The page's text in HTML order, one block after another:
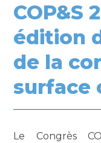
COP&S
édition
de la
surface
Le Congrès